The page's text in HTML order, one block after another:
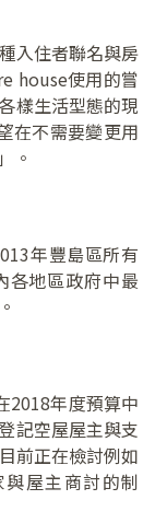
入住者聯名與房
house使用的嘗
樣生活型態的現
在不需要變更用
。
年豐島區所有
各地區政府中最
2018年度預算中
記空屋屋主與支
前正在檢討例如
屋主商討的制